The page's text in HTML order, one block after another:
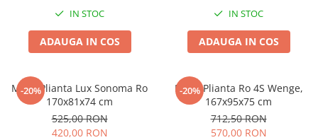
IN STOC
ADAUGA IN COS
IN STOC
ADAUGA IN COS
-20%
Masa Plianta Lux Sonoma Ro
170x81x74 cm
525,00 RON
420,00 RON
-20%
Masa Plianta Ro 4S Wenge,
167x95x75 cm
712,50 RON
570,00 RON